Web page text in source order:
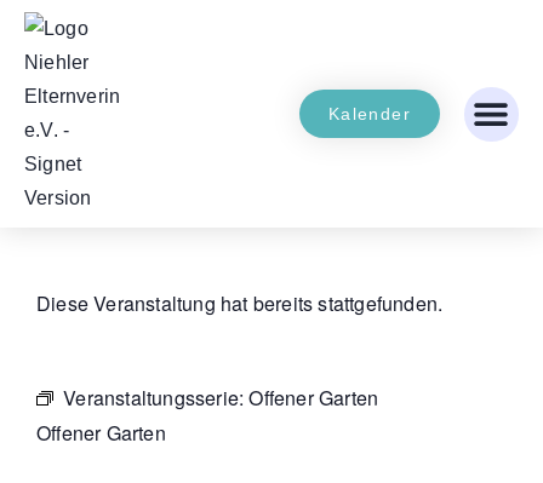
Kalender
Diese Veranstaltung hat bereits stattgefunden.
Veranstaltungsserie:Offener Garten
Offener Garten